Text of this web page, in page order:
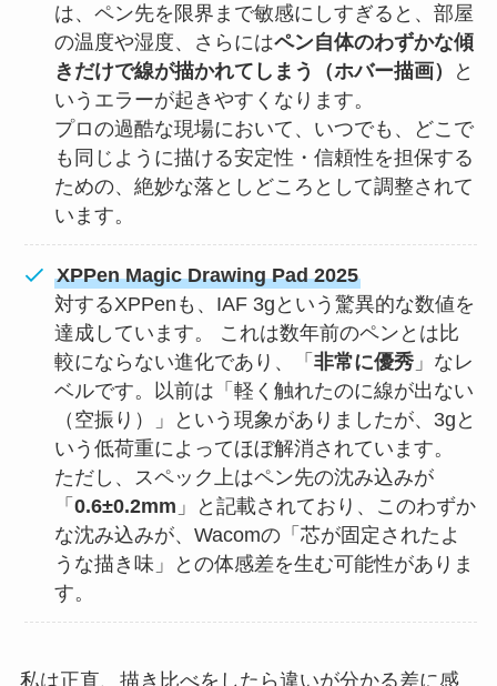
は、ペン先を限界まで敏感にしすぎると、部屋
の温度や湿度、さらにはペン自体のわずかな傾
きだけで線が描かれてしまう（ホバー描画）
と
いうエラーが起きやすくなります。
プロの過酷な現場において、いつでも、どこで
も同じように描ける安定性・信頼性を担保する
ための、絶妙な落としどころとして調整されて
います。
XPPen Magic Drawing Pad 2025
対するXPPenも、IAF 3gという驚異的な数値を
達成しています。 これは数年前のペンとは比
較にならない進化であり、「非常に優秀 」なレ
ベルです。以前は「軽く触れたのに線が出ない
（空振り）」という現象がありましたが、3gと
いう低荷重によってほぼ解消されています。
ただし、スペック上はペン先の沈み込みが
「0.6±0.2mm 」と記載されており、このわずか
な沈み込みが、Wacomの「芯が固定されたよ
うな描き味」との体感差を生む可能性がありま
す。
私は正直、描き比べをしたら違いが分かる差に感